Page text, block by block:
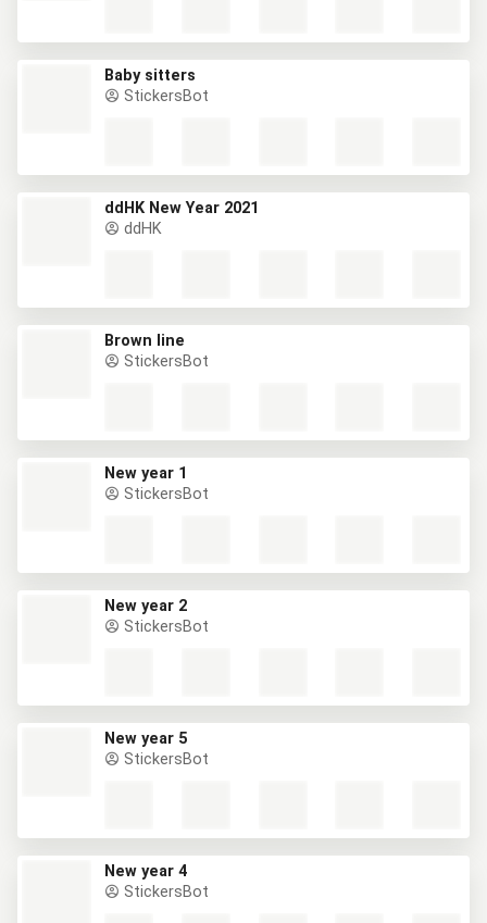
Baby sitters
StickersBot
ddHK New Year 2021
ddHK
Brown line
StickersBot
New year 1
StickersBot
New year 2
StickersBot
New year 5
StickersBot
New year 4
StickersBot